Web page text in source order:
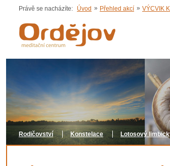
Právě se nacházíte: Úvod » Přehled akcí » VÝCVIK
Rodičovství Konstelace Lotosový